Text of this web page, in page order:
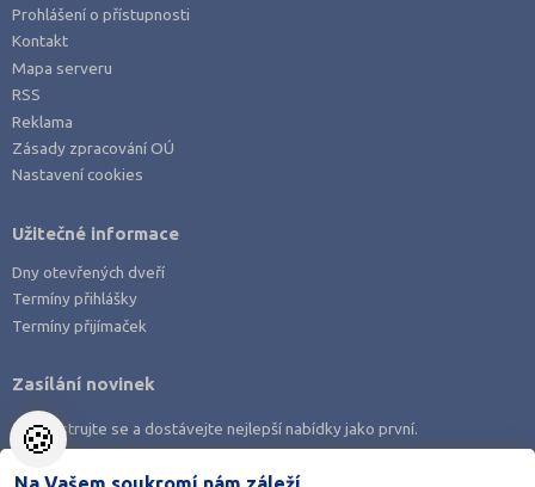
Prohlášení o přístupnosti
Kontakt
Mapa serveru
RSS
Reklama
Zásady zpracování OÚ
Nastavení cookies
Užitečné informace
Dny otevřených dveří
Termíny přihlášky
Termíny přijímaček
Zasílání novinek
Zaregistrujte se a dostávejte nejlepší nabídky jako první.
🍪